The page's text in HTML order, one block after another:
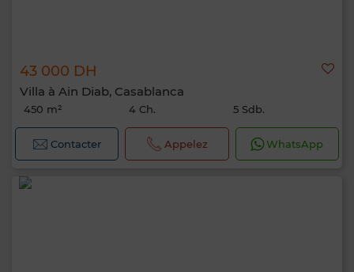
43 000 DH
Villa à Ain Diab, Casablanca
450 m² 4 Ch. 5 Sdb.
Contacter Appelez WhatsApp